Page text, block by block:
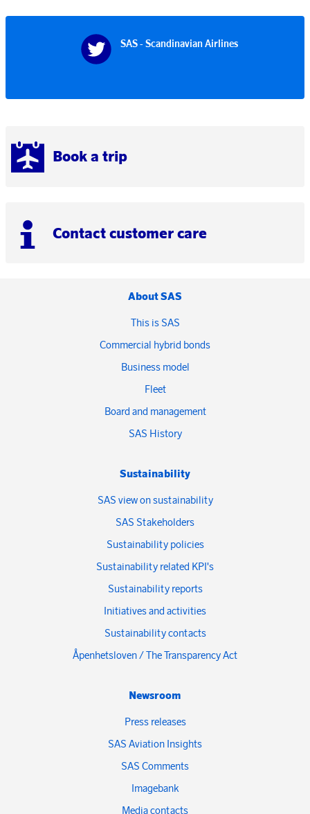
Book a trip
Contact customer care
SAS - Scandinavian Airlines
About SAS
This is SAS
Commercial hybrid bonds
Business model
Fleet
Board and management
SAS History
Sustainability
SAS view on sustainability
SAS Stakeholders
Sustainability policies
Sustainability related KPI's
Sustainability reports
Initiatives and activities
Sustainability contacts
Åpenhetsloven / The Transparency Act
Newsroom
Press releases
SAS Aviation Insights
SAS Comments
Imagebank
Media contacts